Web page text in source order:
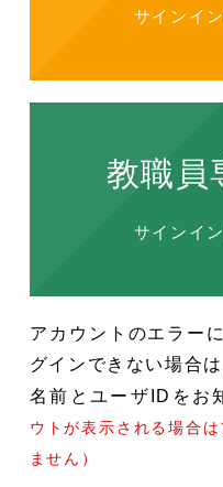
サインイ
教職員
サインイ
アカウントのエラー
グインできない場合は
名前とユーザIDをお
ウトが表示される場合
ません）